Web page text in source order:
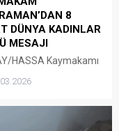
8
DÜNYA KADINLAR
MESAJI
HASSA Kaymakamı
Kadınlar Günü